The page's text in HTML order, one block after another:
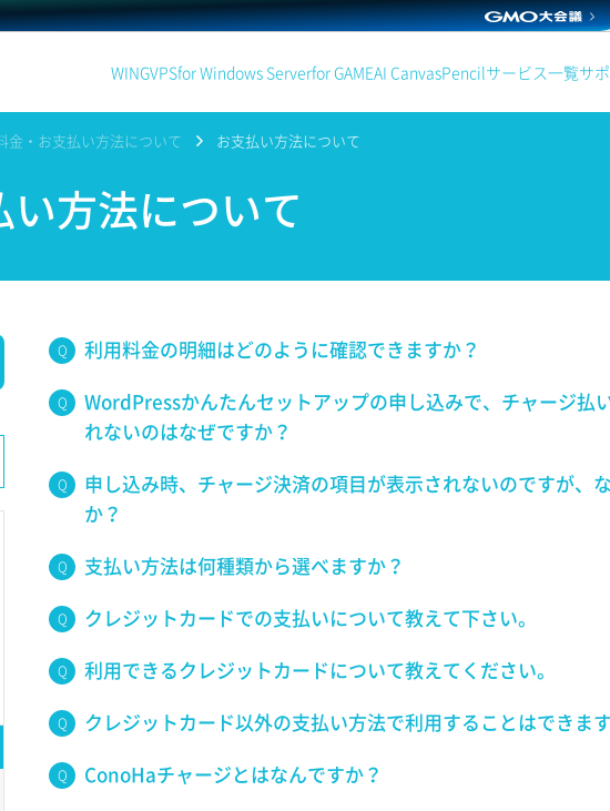
WINGVPSfor Windows Serverfor GAMEAI CanvasPencilサービス一覧サ
金・お支払い方法について お支払い方法について
い方法について
利用料金の明細はどのように確認できますか？
WordPressかんたんセットアップの申し込みで、チャージ払
れないのはなぜですか？
申し込み時、チャージ決済の項目が表示されないのですが、
か？
支払い方法は何種類から選べますか？
クレジットカードでの支払いについて教えて下さい。
利用できるクレジットカードについて教えてください。
クレジットカード以外の支払い方法で利用することはできま
ConoHaチャージとはなんですか？